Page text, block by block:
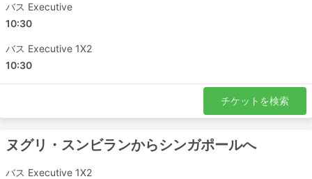
バス Executive
10:30
バス Executive 1X2
10:30
チケットを検索
ヌグリ・スンビランからシンガポールへ
バス Executive 1X2